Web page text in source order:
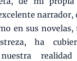
narrador,
en sus novelas,
ha